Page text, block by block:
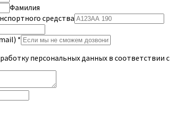
Фамилия
средства
*
персональных данных в соответствии с